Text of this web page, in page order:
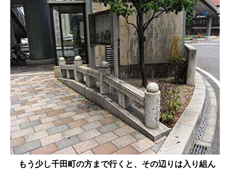
もう少し千田町の方まで行くと、その辺りは入り組ん